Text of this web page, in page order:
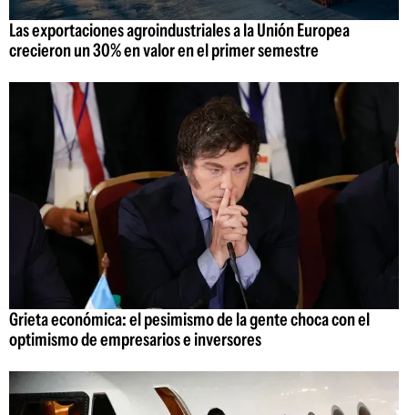
Las exportaciones agroindustriales a la Unión Europea
crecieron un 30% en valor en el primer semestre
Grieta económica: el pesimismo de la gente choca con el
optimismo de empresarios e inversores